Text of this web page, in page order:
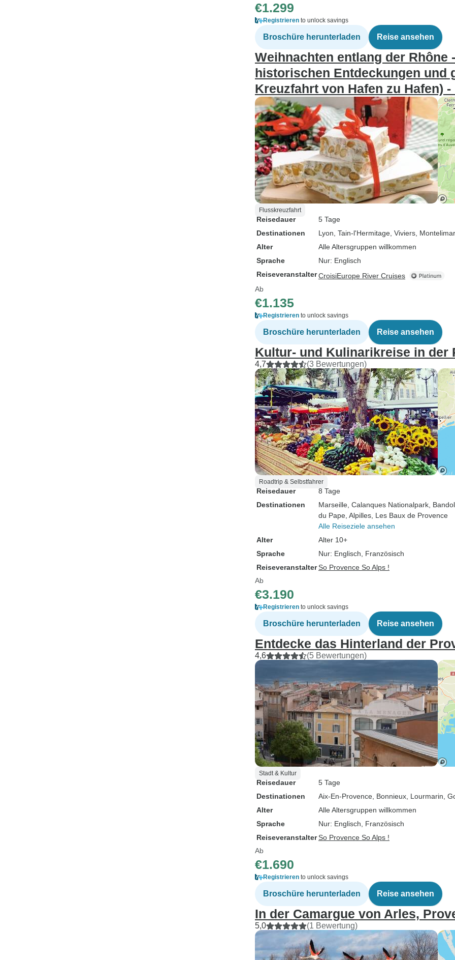
€1.299
Registrieren to unlock savings
Broschüre herunterladen Reise ansehen
Weihnachten entlang der Rhône
historischen Entdeckungen und
Kreuzfahrt von Hafen zu Hafen) -
Flusskreuzfahrt
Reisedauer
5 Tage
Destinationen
Lyon , Tain-l'Hermitage , Viviers , Montelimar
Alter
Alle Altersgruppen willkommen
Sprache
Nur: Englisch
ReiseveranstalterCroisiEurope River Cruises
Ab
€1.135
Registrieren to unlock savings
Broschüre herunterladen Reise ansehen
Kultur- und Kulinarikreise in der
4,7 (3 Bewertungen)
Roadtrip & Selbstfahrer
Reisedauer
8 Tage
Destinationen
Marseille , Calanques Nationalpark , Bandol
du Pape , Alpilles , Les Baux de Provence
Alle Reiseziele ansehen
Alter
Alter 10+
Sprache
Nur: Englisch, Französisch
ReiseveranstalterSo Provence So Alps !
Ab
€3.190
Registrieren to unlock savings
Broschüre herunterladen Reise ansehen
Entdecke das Hinterland der
4,6 (5 Bewertungen)
Stadt & Kultur
Reisedauer
5 Tage
Destinationen
Aix-En-Provence , Bonnieux , Lourmarin ,
Alter
Alle Altersgruppen willkommen
Sprache
Nur: Englisch, Französisch
ReiseveranstalterSo Provence So Alps !
Ab
€1.690
Registrieren to unlock savings
Broschüre herunterladen Reise ansehen
In der Camargue von Arles,
5,0 (1 Bewertung)